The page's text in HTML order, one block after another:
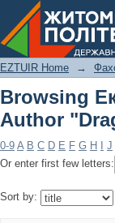
Browsing
EZTUIR Home →
Browsing
Author
0-9 A B C D E F G H J
Or enter first few letters:
Sort by: